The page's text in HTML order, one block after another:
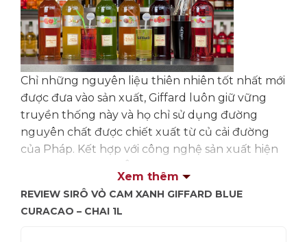
Chỉ những nguyên liệu thiên nhiên tốt nhất mới
được đưa vào sản xuất, Giffard luôn giữ vững
truyền thống này và họ chỉ sử dụng đường
nguyên chất được chiết xuất từ củ cải đường
của Pháp. Kết hợp với công nghệ sản xuất hiện
KHÔNG CÓ CHẤT BẢO QUẢN
dụng hoàn toàn yên tâm về chất lượng sản
phẩm.
Xem thêm
REVIEW SIRÔ VỎ CAM XANH GIFFARD BLUE
CURACAO – CHAI 1L